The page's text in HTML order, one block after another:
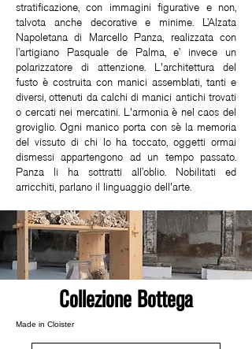
stratificazione, con immagini figurative e non,
talvota anche decorative e minime. L’Alzata
Napoletana di Marcello Panza, realizzata con
l’artigiano Pasquale de Palma, e’ invece un
polarizzatore di attenzione. L'architettura del
fusto è costruita con manici assemblati, tanti e
diversi, ottenuti da calchi di manici antichi trovati
o cercati nei mercatini. L'armonia è nel caos del
groviglio. Ogni manico porta con sè la memoria
del vissuto di chi lo ha toccato, oggetti ormai
dismessi appartengono ad un tempo passato.
Panza li ha sottratti all’oblio. Nobilitati ed
arricchiti, parlano il linguaggio dell'arte.
Collezione Bottega
Made in Cloister